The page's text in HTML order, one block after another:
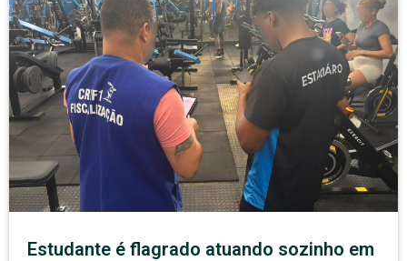
Estudante é flagrado atuando sozinho em